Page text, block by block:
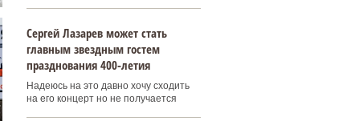
Сергей Лазарев может стать
главным звездным гостем
празднования 400‑летия
Надеюсь на это давно хочу сходить
на его концерт но не получается